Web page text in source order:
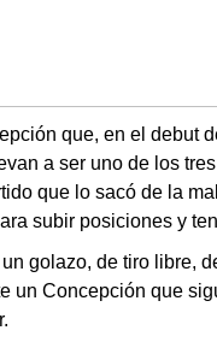
que, en el debut
a ser uno de los
que lo sacó de la
subir posiciones y
golazo, de tiro libre,
un Concepción que